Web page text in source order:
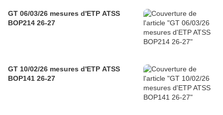
GT 06/03/26 mesures d'ETP ATSS
BOP214 26-27
GT 10/02/26 mesures d'ETP ATSS
BOP141 26-27